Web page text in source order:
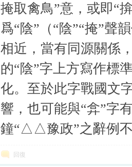
掩取禽鳥”意，或即“
爲“陰”（“陰”“掩”聲
相近，當有同源關係
的“陰”字上方寫作標
化。至於此字戰國文
響，也可能與“弇”字
鐘“△△豫政”之辭例
回復